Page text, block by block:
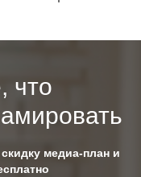
что
скидку медиа-план и